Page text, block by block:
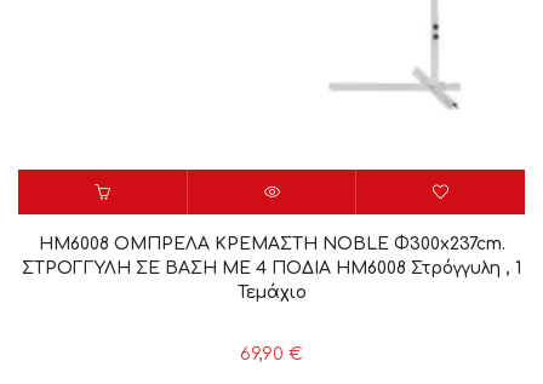
HM6008 ΟΜΠΡΕΛΑ ΚΡΕΜΑΣΤΗ NOBLE Φ300x237cm.
ΣΤΡΟΓΓΥΛΗ ΣΕ ΒΑΣΗ ΜΕ 4 ΠΟΔΙΑ HM6008 Στρόγγυλη , 1
Τεμάχιο
69,90 €